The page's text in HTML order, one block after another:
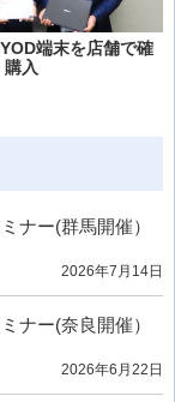
端末を店舗で確
入
ナー(群馬開催）
2026年7月14日
ナー(奈良開催）
2026年6月22日